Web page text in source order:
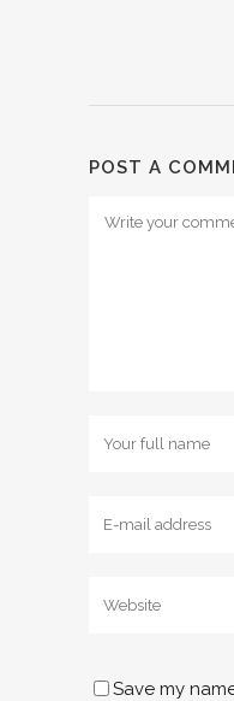
POST A
Save my